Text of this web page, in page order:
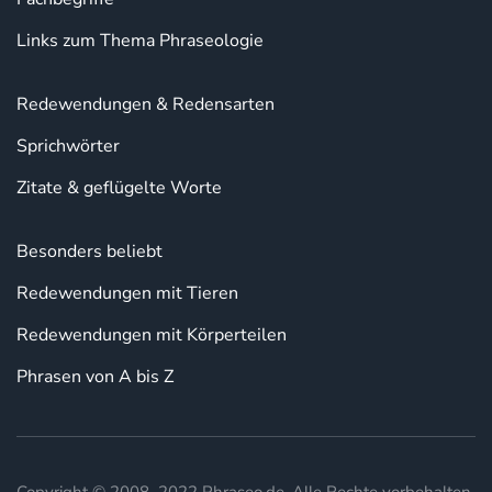
Links zum Thema Phraseologie
Redewendungen & Redensarten
Sprichwörter
Zitate & geflügelte Worte
Besonders beliebt
Redewendungen mit Tieren
Redewendungen mit Körperteilen
Phrasen von A bis Z